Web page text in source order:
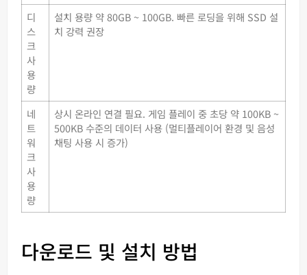
디
스
크
사
용
량
설치 용량 약 80GB ~ 100GB. 빠른 로딩을 위해 SSD 설
치 강력 권장
네
트
워
크
사
용
량
상시 온라인 연결 필요. 게임 플레이 중 초당 약 100KB ~
500KB 수준의 데이터 사용 (멀티플레이어 환경 및 음성
채팅 사용 시 증가)
다운로드 및 설치 방법